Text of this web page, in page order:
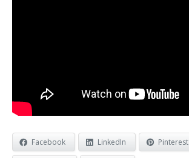
Facebook LinkedIn Pinterest